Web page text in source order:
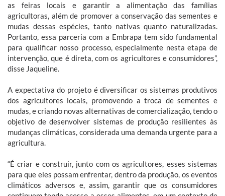
as feiras locais e garantir a alimentação das famílias
agricultoras, além de promover a conservação das sementes e
mudas dessas espécies, tanto nativas quanto naturalizadas.
Portanto, essa parceria com a Embrapa tem sido fundamental
para qualificar nosso processo, especialmente nesta etapa de
intervenção, que é direta, com os agricultores e consumidores”,
disse Jaqueline.
A expectativa do projeto é diversificar os sistemas produtivos
dos agricultores locais, promovendo a troca de sementes e
mudas, e criando novas alternativas de comercialização, tendo o
objetivo de desenvolver sistemas de produção resilientes às
mudanças climáticas, considerada uma demanda urgente para a
agricultura.
“É criar e construir, junto com os agricultores, esses sistemas
para que eles possam enfrentar, dentro da produção, os eventos
climáticos adversos e, assim, garantir que os consumidores